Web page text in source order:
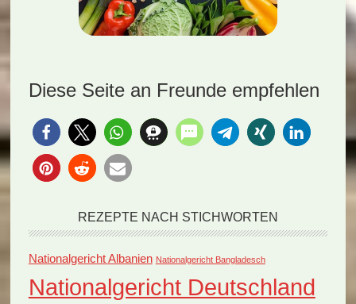
Diese Seite an Freunde empfehlen
REZEPTE NACH STICHWORTEN
Nationalgericht Albanien Nationalgericht Bangladesch
Nationalgericht Deutschland